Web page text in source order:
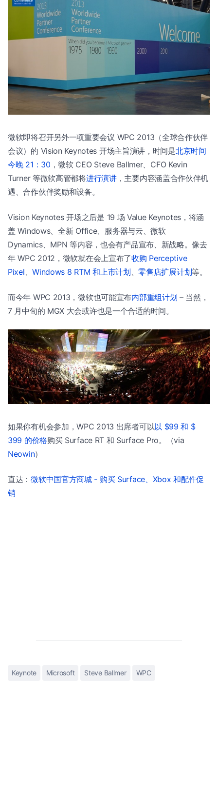
微软即将召开另外一项重要会议 WPC 2013（全球合作伙伴
会议）的 Vision Keynotes 开场主旨演讲，时间是北京时间
今晚 21：30 ，微软 CEO Steve Ballmer、CFO Kevin
Turner 等微软高管都将进行演讲，主要内容涵盖合作伙伴机
遇、合作伙伴奖励和设备。
Vision Keynotes 开场之后是 19 场 Value Keynotes，将涵
盖 Windows、全新 Office、服务器与云、微软
Dynamics、MPN 等内容，也会有产品宣布、新战略。像去
年 WPC 2012，微软就在会上宣布了收购 Perceptive
Pixel 、Windows 8 RTM 和上市计划 、零售店扩展计划等。
而今年 WPC 2013，微软也可能宣布内部重组计划 – 当然，
7 月中旬的 MGX 大会或许也是一个合适的时间。
如果你有机会参加，WPC 2013 出席者可以以 $99 和 $
399 的价格购买 Surface RT 和 Surface Pro。（via
Neowin）
直达：微软中国官方商城 - 购买 Surface、Xbox 和配件促
销
Keynote Microsoft Steve Ballmer WPC